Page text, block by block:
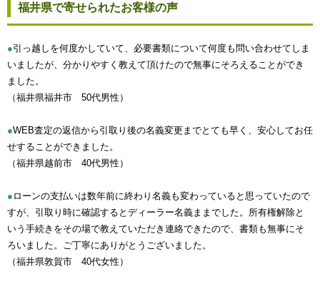
福井県で寄せられたお客様の声
●引っ越しを何度かしていて、必要書類について何度も問い合わせてしま
いましたが、分かりやすく教えて頂けたので無事にそろえることができ
ました。
（福井県福井市 50代男性）
●WEB査定の返信から引取り後の名義変更までとても早く、安心してお任
せすることができました。
（福井県越前市 40代男性）
● ローンの支払いは数年前に終わり名義も変わっていると思っていたので
すが、引取り時に確認するとディーラー名義ままでした。所有権解除と
いう手続きをその場で教えていただき連絡できたので、書類も無事にそ
ろいました。ご丁寧にありがとうございました。
（福井県敦賀市 40代女性）